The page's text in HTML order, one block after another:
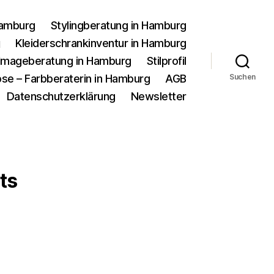
Stylingberatung in Hamburg
Kleiderschrankinventur in Hamburg
in Hamburg
Stilprofil
– Farbberaterin in Hamburg
AGB
Datenschutzerklärung Newsletter
Suchen